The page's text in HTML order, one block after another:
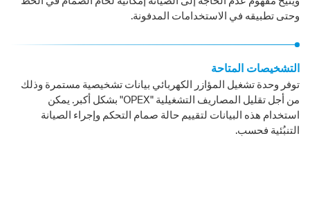
وحتى تطبيقه في الاستخدامات المدفونة.
التشخيصات المتاحة
توفر وحدة تشغيل المؤازر الكهربائي بيانات تشخيصية مستمرة وذلك
من أجل تقليل المصاريف التشغيلية "OPEX" بشكل أكبر. يمكن
استخدام هذه البيانات لتقييم حالة صمام التحكم وإجراء الصيانة
التنبُئية فحسب.